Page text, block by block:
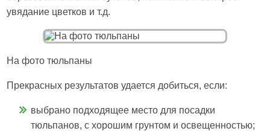
увядание цветков и т.д.
На фото тюльпаны
Прекрасных результатов удается добиться, если:
выбрано подходящее место для посадки
тюльпанов, с хорошим грунтом и освещенностью;